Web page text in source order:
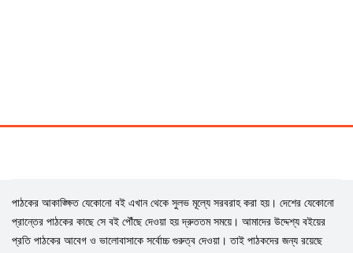
পাঠকের আকাঙ্ক্ষিত যেকোনো বই এখান থেকে সুলভ মূল্যে সরবরাহ করা হয়। দেশের যেকোনো
প্রান্তের পাঠকের কাছে সে বই পৌঁছে দেওয়া হয় দ্রুততম সময়ে। আমাদের উদ্দেশ্য বইয়ের
প্রতি পাঠকের আবেগ ও ভালোবাসাকে সর্বোচ্চ গুরুত্ব দেওয়া। তাই পাঠকদের জন্য রয়েছে